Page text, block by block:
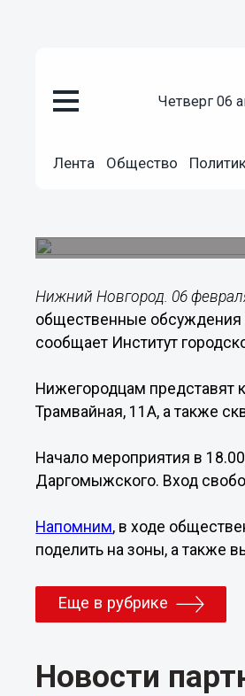
четверг 06
Лента Общество
Жителей
Нижний Новгород. 06
общественные обсуждения
сообщает Институт
Нижегородцам представят
Трамвайная, 11А, а также
Начало мероприятия в
Даргомыжского. Вход
Напомним, в ходе
поделить на зоны, а также
Еще в рубрике
Новости